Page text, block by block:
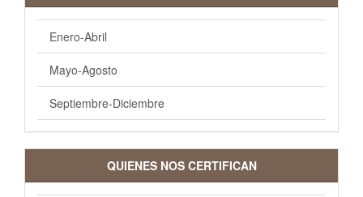
Enero-Abril
Mayo-Agosto
Septiembre-Diciembre
QUIENES NOS CERTIFICAN